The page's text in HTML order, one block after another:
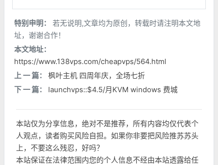
特别申明：
若无说明,文章均为原创，转载时请注明本文地
址，谢谢合作！
本文地址：
https://www.138vps.com/cheapvps/564.html
上 一 篇：
枫叶主机 四周年庆，全场七折
下 一 篇：
launchvps::$4.5/月KVM windows 费城
本站仅为分享信息，绝对不是推荐，所有内容均仅代表个
人观点，读者购买风险自担。如果你非要把风险推苏苏头
上，不要这么残忍，好吗？
本站保证在法律范围内您的个人信息不经由本站透露给任